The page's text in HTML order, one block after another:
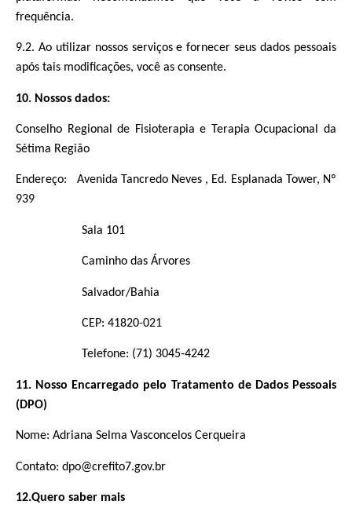
frequência.
9.2. Ao utilizar nossos serviços e fornecer seus dados pessoais
após tais modificações, você as consente.
10. Nossos dados:
Conselho Regional de Fisioterapia e Terapia Ocupacional da
Sétima Região
Endereço: Avenida Tancredo Neves , Ed. Esplanada Tower, Nº
939
Sala 101
Caminho das Árvores
Salvador/Bahia
CEP: 41820-021
Telefone: (71) 3045-4242
11. Nosso Encarregado pelo Tratamento de Dados Pessoais
(DPO)
Nome: Adriana Selma Vasconcelos Cerqueira
Contato: dpo@crefito7.gov.br
12.Quero saber mais